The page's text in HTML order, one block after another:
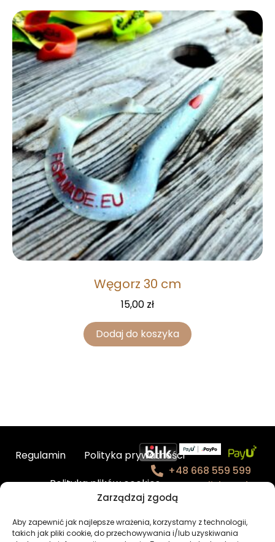
Zarządzaj zgodą
Aby zapewnić jak najlepsze wrażenia, korzystamy z technologii,
takich jak pliki cookie, do przechowywania i/lub uzyskiwania
Węgorz 30 cm
15,00 zł
Dodaj do koszyka
Regulamin
Polityka prywatności
Polityka plików cookies
+48 668 559 599
contact@fishmade.e